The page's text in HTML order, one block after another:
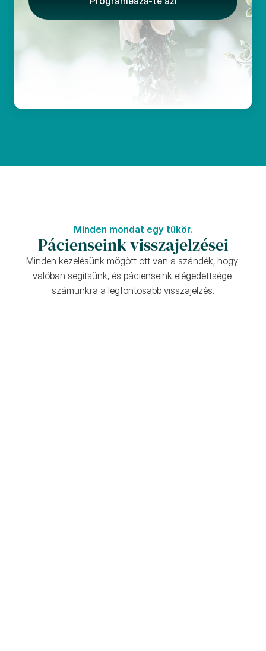
Minden mondat egy tükör.
Pácienseink visszajelzései
Minden kezelésünk mögött ott van a szándék, hogy
valóban segítsünk, és pácienseink elégedettsége
számunkra a legfontosabb visszajelzés.